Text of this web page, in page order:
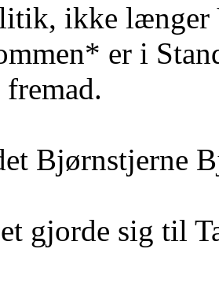
ikke længer
er i
Bjørnstjerne
gjorde sig til